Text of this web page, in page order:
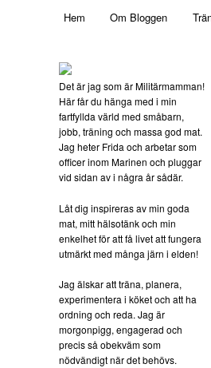
Skip to primary content
Skip to secondary content
Hem Om Bloggen
Det är jag som är Militärmamman!
Här får du hänga med i min
fartfyllda värld med småbarn,
jobb, träning och massa god mat.
Jag heter Frida och arbetar som
officer inom Marinen och pluggar
vid sidan av i några år sådär.
Låt dig inspireras av min goda
mat, mitt hälsotänk och min
enkelhet för att få livet att fungera
utmärkt med många järn i elden!
Jag älskar att träna, planera,
experimentera i köket och att ha
ordning och reda. Jag är
morgonpigg, engagerad och
precis så obekväm som
nödvändigt när det behövs.